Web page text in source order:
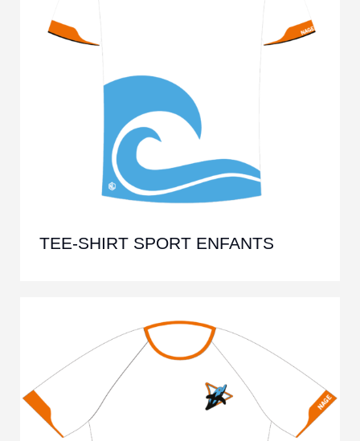
TEE-SHIRT SPORT ENFANTS